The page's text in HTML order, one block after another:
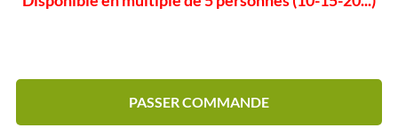
PASSER COMMANDE